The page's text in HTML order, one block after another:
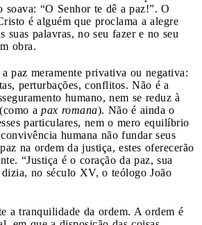
soava: “O Senhor te dê a paz!”. O
é alguém que proclama a alegre
suas palavras, no seu fazer e no seu
obra.
paz meramente privativa ou negativa:
perturbações, conflitos. Não é a
humano, nem se reduz à
a pax romana). Não é ainda o
particulares, nem o mero equilíbrio
humana não fundar seus
na ordem da justiça, estes oferecerão
“Justiça é o coração da paz, sua
no século XV, o teólogo João
a tranquilidade da ordem. A ordem é